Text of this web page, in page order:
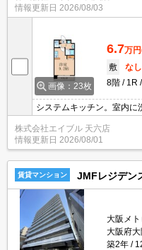
情報更新日 2026/08/03
画像：23枚
6.7万円
敷
なし
8階
1R
システムキッチン。室内に
ンターホン付き。保証会社
円/年)。
株式会社エイブル 天六店
情報更新日 2026/08/01
賃貸マンション JMFレジデン
大阪メ
大阪府
築2年